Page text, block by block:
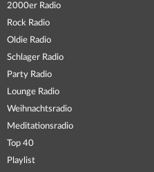
2000er Radio
Rock Radio
Oldie Radio
Schlager Radio
Party Radio
Lounge Radio
Weihnachtsradio
Meditationsradio
Top 40
Playlist